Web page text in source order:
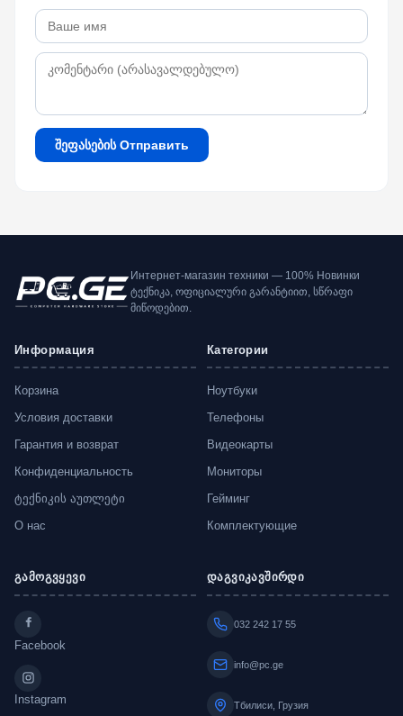
შეფასების Отправить
Интернет-магазин техники — 100% Новинки
ტექნიკა, ოფიციალური გარანტიით, სწრაფი
მიწოდებით.
Информация
Корзина
Условия доставки
Гарантия и возврат
Конфиденциальность
ტექნიკის აუთლეტი
О нас
Категории
Ноутбуки
Телефоны
Видеокарты
Мониторы
Гейминг
Комплектующие
გამოგვყევი
Facebook
Instagram
დაგვიკავშირდი
032 242 17 55
info@pc.ge
Тбилиси, Грузия